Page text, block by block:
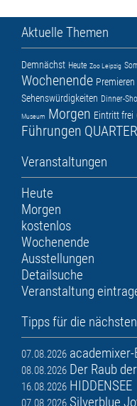
Aktuelle Themen
Demnächst Heute Zoo Leipzig
Wochenende Premieren
Sehenswürdigkeiten Dinner-
Museum Morgen Eintritt frei
Führungen
Veranstaltungen
Heute
Morgen
kostenlos
Wochenende
Ausstellungen
Detailsuche
Veranstaltung
Tipps für die
07.08.2026 academixer-
08.08.2026 Der Raub
16.08.2026 HIDDENSEE
07.08.2026 Silverblue